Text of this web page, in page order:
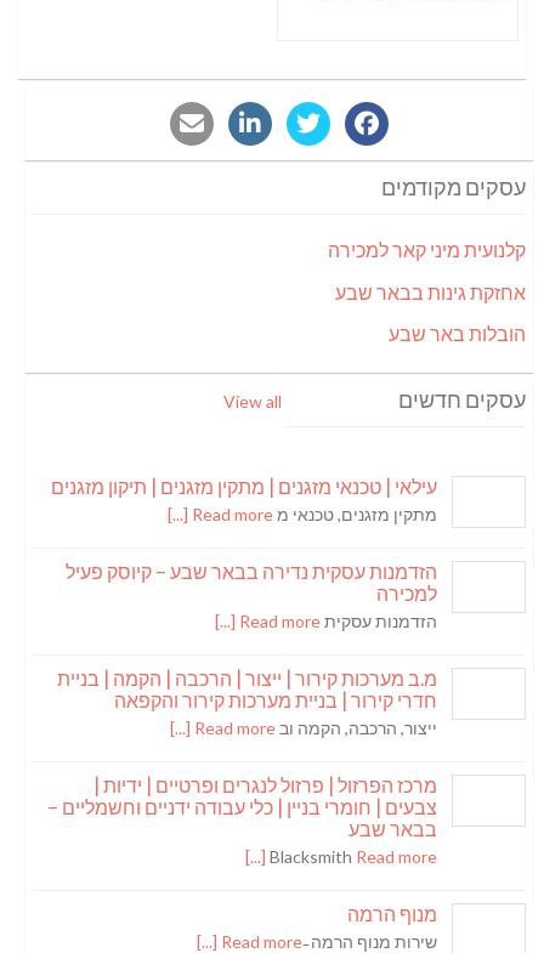
עסקים מקודמים
קלנועית מיני קאר למכירה
אחזקת גינות בבאר שבע
הובלות באר שבע
עסקים חדשים View all
עילאי | טכנאי מזגנים | מתקין מזגנים | תיקון מזגנים
מתקין מזגנים, טכנאי מRead more [...]
הזדמנות עסקית נדירה בבאר שבע – קיוסק פעיל
למכירה
הזדמנות עסקיתRead more [...]
מ.ב מערכות קירור | ייצור | הרכבה | הקמה | בניית
חדרי קירור | בניית מערכות קירור והקפאה
ייצור, הרכבה, הקמה וב Read more [...]
מרכז הפרזול | פרזול לנגרים ופרטיים | ידיות |
צבעים | חומרי בניין | כלי עבודה ידניים וחשמליים –
בבאר שבע
Blacksmith Read more [...]
מנוף הרמה
שירות מנוף הרמה ̵Read more [...]